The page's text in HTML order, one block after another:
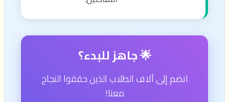
🌟 جاهز للبدء؟
انضم إلى آلاف الطلاب الذين حققوا النجاح
معنا!